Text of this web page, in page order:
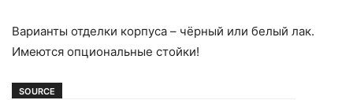
Варианты отделки корпуса – чёрный или белый лак.
Имеются опциональные стойки!
SOURCE